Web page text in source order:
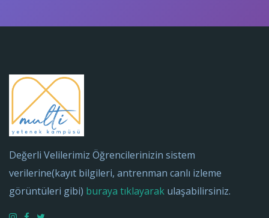
Değerli Velilerimiz Öğrencilerinizin sistem
verilerine(kayıt bilgileri, antrenman canlı izleme
görüntüleri gibi) buraya tıklayarak ulaşabilirsiniz.